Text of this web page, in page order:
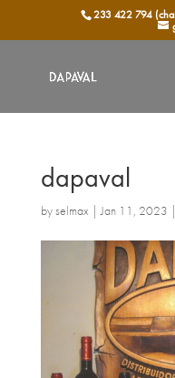
233 422 794
dapaval
byselmax|Jan 11, 2023 |